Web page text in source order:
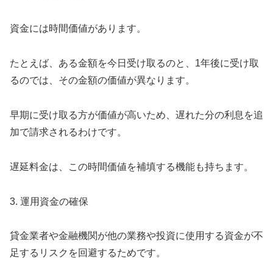
資金には時間価値があります。
たとえば、ある金額を今日受け取るのと、1年後に受け取
るのでは、その金額の価値が異なります。
早期に受け取る方が価値が高いため、遅れた分の利息を追
加で請求されるわけです。
遅延料金は、この時間価値を補填する機能も持ちます。
3. 運用資金の確保
貸金業者や金融機関が他の業務や投資に使用する資金が不
足するリスクを回避するためです。